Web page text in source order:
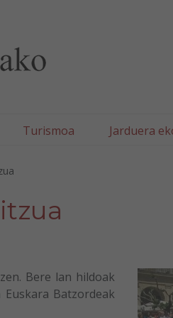
Turismoa Jarduera
Bere lan hildoak
Batzordeak